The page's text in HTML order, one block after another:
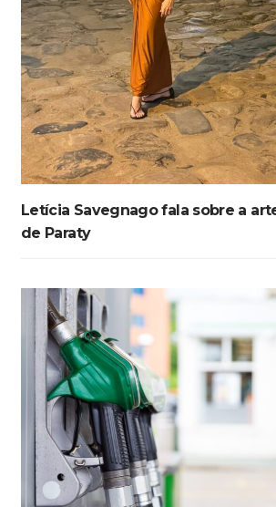
Letícia Savegnago fala sobre a
de Paraty